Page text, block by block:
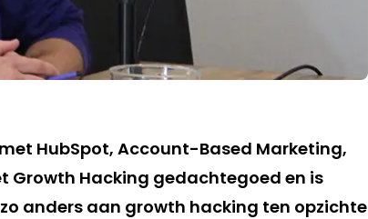
HubSpot, Account-Based Marketing,
Growth Hacking gedachtegoed en is
anders aan growth hacking ten opzichte